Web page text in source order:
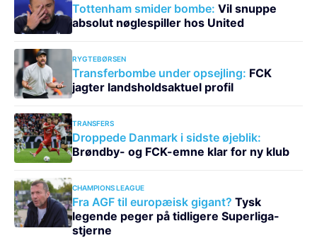
Tottenham smider bombe: Vil snuppe
absolut nøglespiller hos United
RYGTEBØRSEN
Transferbombe under opsejling: FCK
jagter landsholdsaktuel profil
TRANSFERS
Droppede Danmark i sidste øjeblik:
Brøndby- og FCK-emne klar for ny klub
CHAMPIONS LEAGUE
Fra AGF til europæisk gigant? Tysk
legende peger på tidligere Superliga-
stjerne